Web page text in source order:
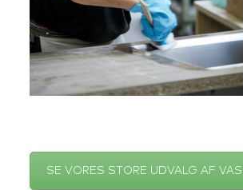
SE VORES STORE UDVALG AF